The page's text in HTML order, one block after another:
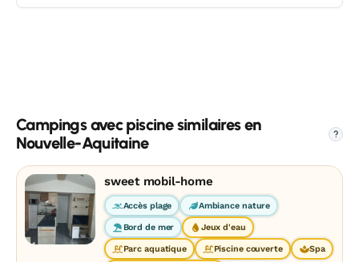
Campings avec piscine similaires en
Nouvelle-Aquitaine
?
sweet mobil-home
Accès plage Ambiance nature
Bord de mer Jeux d'eau
Parc aquatique Piscine couverte Spa